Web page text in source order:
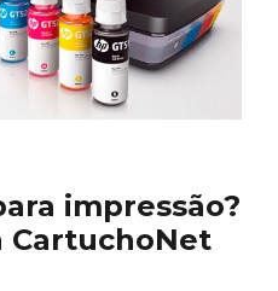
impressão?
CartuchoNet